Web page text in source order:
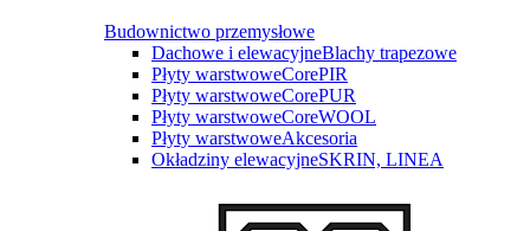
Budownictwo przemysłowe
Dachowe i elewacyjneBlachy trapezowe
Płyty warstwoweCorePIR
Płyty warstwoweCorePUR
Płyty warstwoweCoreWOOL
Płyty warstwoweAkcesoria
Okładziny elewacyjneSKRIN, LINEA